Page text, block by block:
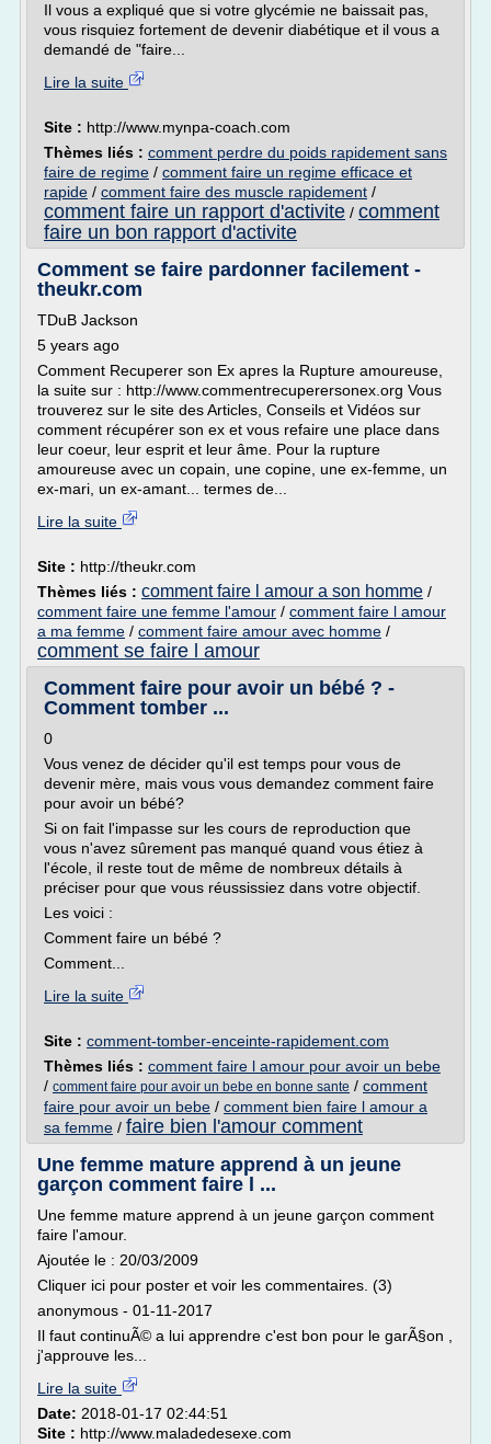
Il vous a expliqué que si votre glycémie ne baissait pas,
vous risquiez fortement de devenir diabétique et il vous a
demandé de "faire...
Lire la suite
Site : http://www.mynpa-coach.com
Thèmes liés : comment perdre du poids rapidement sans
faire de regime / comment faire un regime efficace et
rapide / comment faire des muscle rapidement /
comment faire un rapport d'activite / comment
faire un bon rapport d'activite
Comment se faire pardonner facilement -
theukr.com
TDuB Jackson
5 years ago
Comment Recuperer son Ex apres la Rupture amoureuse,
la suite sur : http://www.commentrecuperersonex.org Vous
trouverez sur le site des Articles, Conseils et Vidéos sur
comment récupérer son ex et vous refaire une place dans
leur coeur, leur esprit et leur âme. Pour la rupture
amoureuse avec un copain, une copine, une ex-femme, un
ex-mari, un ex-amant... termes de...
Lire la suite
Site : http://theukr.com
Thèmes liés : comment faire l amour a son homme /
comment faire une femme l'amour / comment faire l amour
a ma femme / comment faire amour avec homme /
comment se faire l amour
Comment faire pour avoir un bébé ? -
Comment tomber ...
0
Vous venez de décider qu'il est temps pour vous de
devenir mère, mais vous vous demandez comment faire
pour avoir un bébé?
Si on fait l'impasse sur les cours de reproduction que
vous n'avez sûrement pas manqué quand vous étiez à
l'école, il reste tout de même de nombreux détails à
préciser pour que vous réussissiez dans votre objectif.
Les voici :
Comment faire un bébé ?
Comment...
Lire la suite
Site : comment-tomber-enceinte-rapidement.com
Thèmes liés : comment faire l amour pour avoir un bebe
/ comment faire pour avoir un bebe en bonne sante / comment
faire pour avoir un bebe / comment bien faire l amour a
sa femme / faire bien l'amour comment
Une femme mature apprend à un jeune
garçon comment faire l ...
Une femme mature apprend à un jeune garçon comment
faire l'amour.
Ajoutée le : 20/03/2009
Cliquer ici pour poster et voir les commentaires. (3)
anonymous - 01-11-2017
Il faut continuÃ© a lui apprendre c'est bon pour le garÃ§on ,
j'approuve les...
Lire la suite
Date: 2018-01-17 02:44:51
Site : http://www.maladedesexe.com